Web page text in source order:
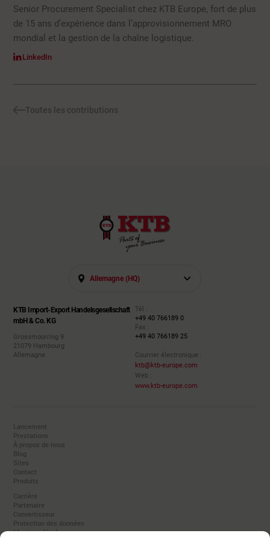
Senior Procurement Specialist chez KTB Europe, fort de plus
de 15 ans d’expérience dans l’approvisionnement MRO
mondial et la gestion de la chaîne logistique.
LinkedIn
Toutes les contributions
Allemagne (HQ)
KTB Import-Export Handelsgesellschaft
mbH & Co. KG
Grossmoorring 9
21079 Hambourg
Allemagne
Tél :
+49 40 766189 0
Fax :
+49 40 766189 25
Courrier électronique :
ktb@ktb-europe.com
Web :
www.ktb-europe.com
Lancement
Prestations
À propos de nous
Blog
Sites
Contact
Produits
Carrière
Partenaire
Convertisseur
Protection des données
Mentions légales